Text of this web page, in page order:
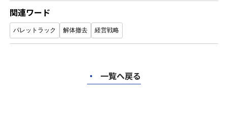
関連ワード
パレットラック 解体撤去 経営戦略
・ 一覧へ戻る